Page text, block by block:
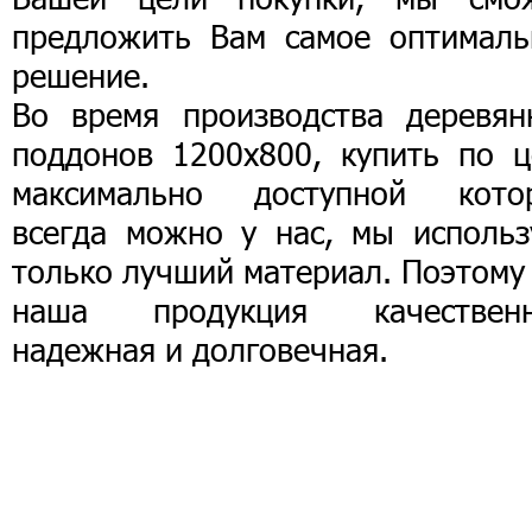
предложить Вам самое
решение.
Во время производства
поддонов 1200х800, купить по
максимально доступной
всегда можно у нас, мы
только лучший материал. Поэтому
наша продукция
надежная и долговечная.